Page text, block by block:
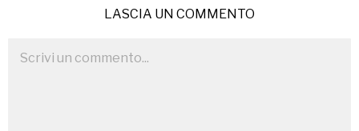
LASCIA UN COMMENTO